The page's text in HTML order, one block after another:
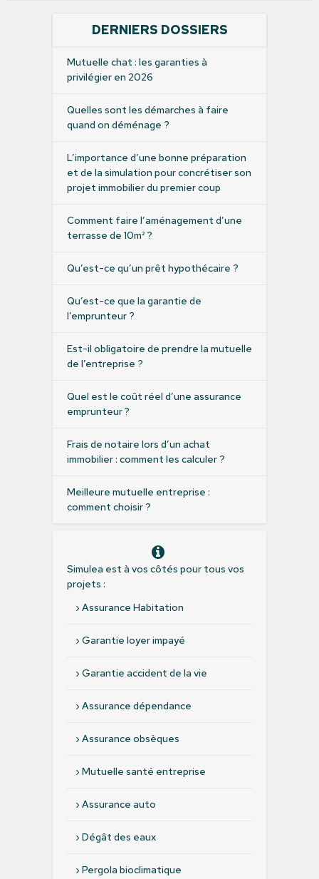
DERNIERS DOSSIERS
Mutuelle chat : les garanties à
privilégier en 2026
Quelles sont les démarches à faire
quand on déménage ?
L’importance d’une bonne préparation
et de la simulation pour concrétiser son
projet immobilier du premier coup
Comment faire l’aménagement d’une
terrasse de 10m² ?
Qu’est-ce qu’un prêt hypothécaire ?
Qu’est-ce que la garantie de
l’emprunteur ?
Est-il obligatoire de prendre la mutuelle
de l’entreprise ?
Quel est le coût réel d’une assurance
emprunteur ?
Frais de notaire lors d’un achat
immobilier : comment les calculer ?
Meilleure mutuelle entreprise :
comment choisir ?
Simulea est à vos côtés pour tous vos
projets :
› Assurance Habitation
› Garantie loyer impayé
› Garantie accident de la vie
› Assurance dépendance
› Assurance obsèques
› Mutuelle santé entreprise
› Assurance auto
› Dégât des eaux
› Pergola bioclimatique